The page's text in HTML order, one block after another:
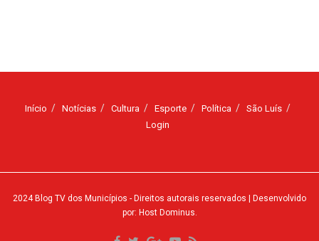
Início Notícias Cultura Esporte Política
São Luís
Login
2024Blog TV dos Municípios - Direitos autorais reservados | Desenvolvido
por: Host Dominus.